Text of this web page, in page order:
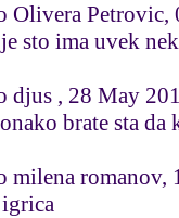
Olivera Petrovic,
sto ima uvek
djus , 28 May
brate sta da
milena romanov,